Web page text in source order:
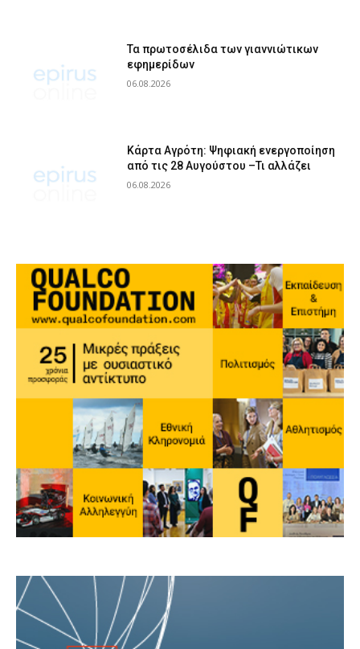
Τα πρωτοσέλιδα των γιαννιώτικων
εφημερίδων
06.08.2026
Κάρτα Αγρότη: Ψηφιακή ενεργοποίηση
από τις 28 Αυγούστου –Τι αλλάζει
06.08.2026